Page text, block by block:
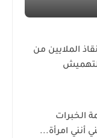
الملايين من
الخبرات
أنني امرأة...